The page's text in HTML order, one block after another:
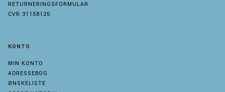
RETURNERINGSFORMULAR
CVR 31158125
KONTO
MIN KONTO
ADRESSEBOG
ØNSKELISTE